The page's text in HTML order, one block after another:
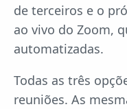
de terceiros e o
ao vivo do Zoom,
automatizadas.
Todas as três
reuniões. As